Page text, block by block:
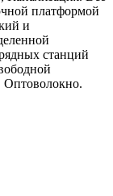
платформой
и
станций
Оптоволокно.